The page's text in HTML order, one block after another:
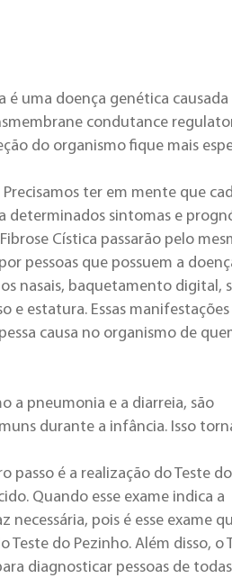
é uma doença genética causada
condutance
do organismo fique mais
ter em mente que
determinados sintomas e
Cística passarão pelo
pessoas que possuem a
nasais, baquetamento digital,
e estatura. Essas
causa no organismo de
a pneumonia e a diarreia, são
durante a infância. Isso
passo é a realização do Teste do
Quando esse exame indica a
necessária, pois é esse exame
Teste do Pezinho. Além disso, o
diagnosticar pessoas de